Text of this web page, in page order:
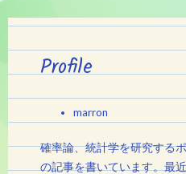
Profile
marron
確率論、統計学を研究する
の記事を書いています。最